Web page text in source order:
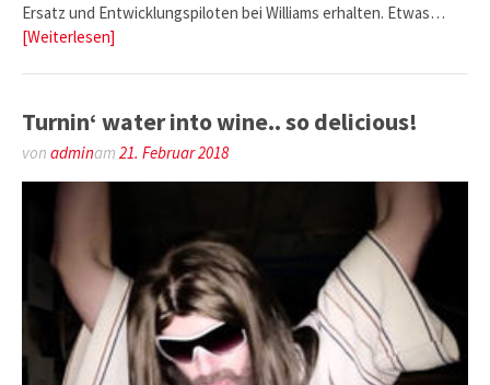
Ersatz und Entwicklungspiloten bei Williams erhalten. Etwas…
[Weiterlesen]
Turnin‘ water into wine.. so delicious!
von adminam 21. Februar 2018